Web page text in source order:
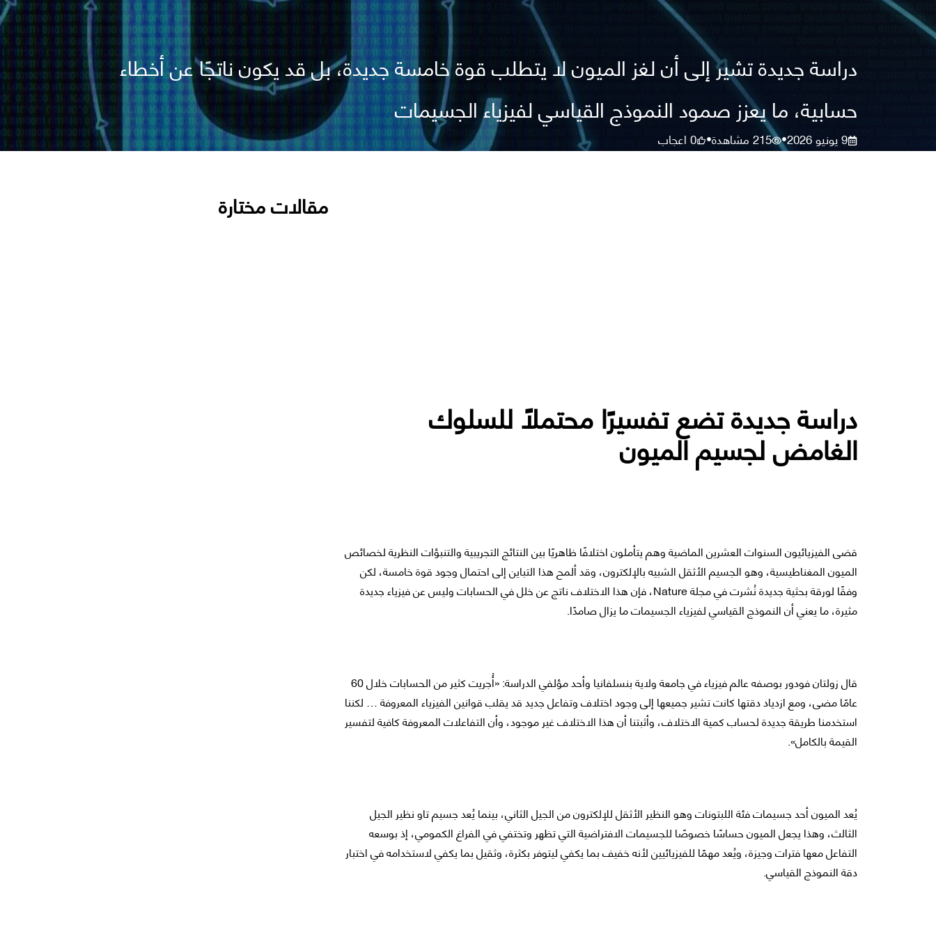
دراسة جديدة تشير إلى أن لغز الميون لا يتطلب قوة خامسة جديدة، بل قد يكون ناتجًا عن أخطاء
حسابية، ما يعزز صمود النموذج القياسي لفيزياء الجسيمات
9 يونيو 2026 •
215مشاهدة•
0اعجاب
دراسة جديدة تضع تفسيرًا محتملًا للسلوك
الغامض لجسيم الميون
قضى الفيزيائيون السنوات العشرين الماضية وهم يتأملون اختلافًا ظاهريًا بين النتائج التجريبية والتنبؤات النظرية لخصائص
الميون المغناطيسية، وهو الجسيم الأثقل الشبيه بالإلكترون، وقد ألمح هذا التباين إلى احتمال وجود قوة خامسة، لكن
وفقًا لورقة بحثية جديدة نُشرت في مجلة Nature، فإن هذا الاختلاف ناتج عن خلل في الحسابات وليس عن فيزياء جديدة
مثيرة، ما يعني أن النموذج القياسي لفيزياء الجسيمات ما يزال صامدًا.
قال زولتان فودور بوصفه عالم فيزياء في جامعة ولاية بنسلفانيا وأحد مؤلفي الدراسة: «أُجريت كثير من الحسابات خلال 60
عامًا مضى، ومع ازدياد دقتها كانت تشير جميعها إلى وجود اختلاف وتفاعل جديد قد يقلب قوانين الفيزياء المعروفة … لكننا
استخدمنا طريقة جديدة لحساب كمية الاختلاف، وأثبتنا أن هذا الاختلاف غير موجود، وأن التفاعلات المعروفة كافية لتفسير
القيمة بالكامل».
يُعد الميون أحد جسيمات فئة اللبتونات وهو النظير الأثقل للإلكترون من الجيل الثاني، بينما يُعد جسيم تاو نظير الجيل
الثالث، وهذا يجعل الميون حساسًا خصوصًا للجسيمات الافتراضية التي تظهر وتختفي في الفراغ الكمومي، إذ بوسعه
التفاعل معها فترات وجيزة، ويُعد مهمًا للفيزيائيين لأنه خفيف بما يكفي ليتوفر بكثرة، وثقيل بما يكفي لاستخدامه في اختبار
دقة النموذج القياسي.
مقالات مختارة